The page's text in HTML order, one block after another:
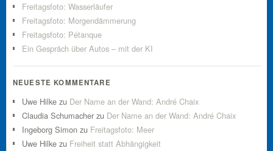
Freitagsfoto: Wasserläufer
Freitagsfoto: Morgendämmerung
Freitagsfoto: Pétanque
Ein Gespräch über Autos – mit der KI
NEUESTE KOMMENTARE
Uwe Hilke zu Der Name an der Wand: André Chaix
Claudia Schumacher zu Der Name an der Wand: André Chaix
Ingeborg Simon zu Freitagsfoto: Meer
Uwe Hilke zu Freiheit statt Abhängigkeit